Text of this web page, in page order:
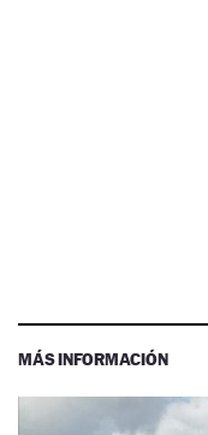
MÁS INFORMACIÓN